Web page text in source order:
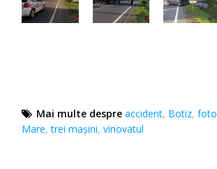
Mai multe despre accident, Botiz,foto
Mare,trei mașini,vinovatul